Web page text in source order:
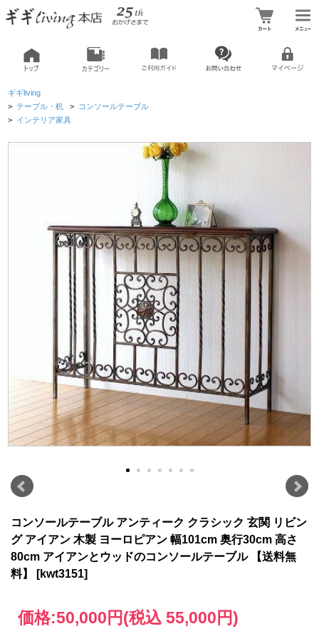
ギギliving
> テーブル・机 > コンソールテーブル
> インテリア家具
コンソールテーブル アンティーク クラシック 玄関 リビン
グ アイアン 木製 ヨーロピアン 幅101cm 奥行30cm 高さ
80cm アイアンとウッドのコンソールテーブル 【送料無
料】 [kwt3151]
価格:50,000円(税込 55,000円)